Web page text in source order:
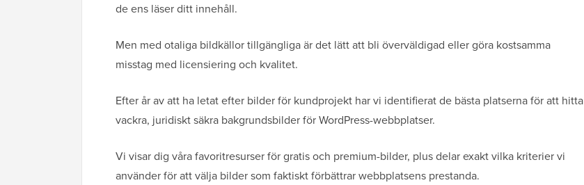
de ens läser ditt innehåll.
Men med otaliga bildkällor tillgängliga är det lätt att bli överväldigad eller göra kostsamma
misstag med licensiering och kvalitet.
Efter år av att ha letat efter bilder för kundprojekt har vi identifierat de bästa platserna för att hitta
vackra, juridiskt säkra bakgrundsbilder för WordPress-webbplatser.
Vi visar dig våra favoritresurser för gratis och premium-bilder, plus delar exakt vilka kriterier vi
använder för att välja bilder som faktiskt förbättrar webbplatsens prestanda.